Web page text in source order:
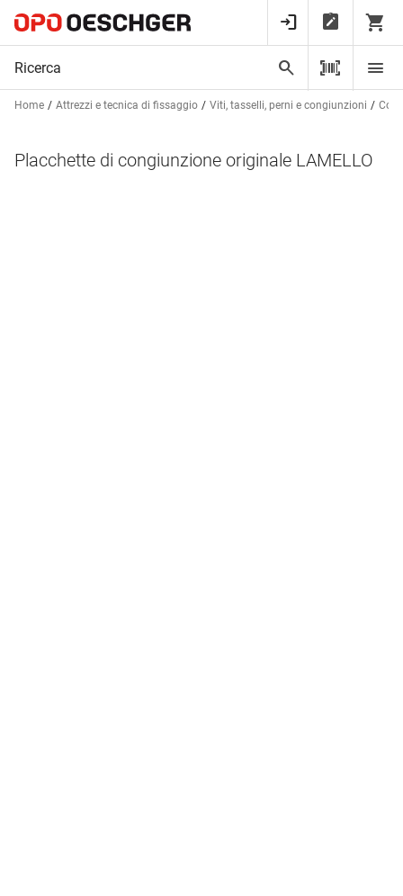
Home Attrezzi e tecnica di fissaggio Viti, tasselli, perni e congiunzioni
Placchette di congiunzione originale LAMELLO